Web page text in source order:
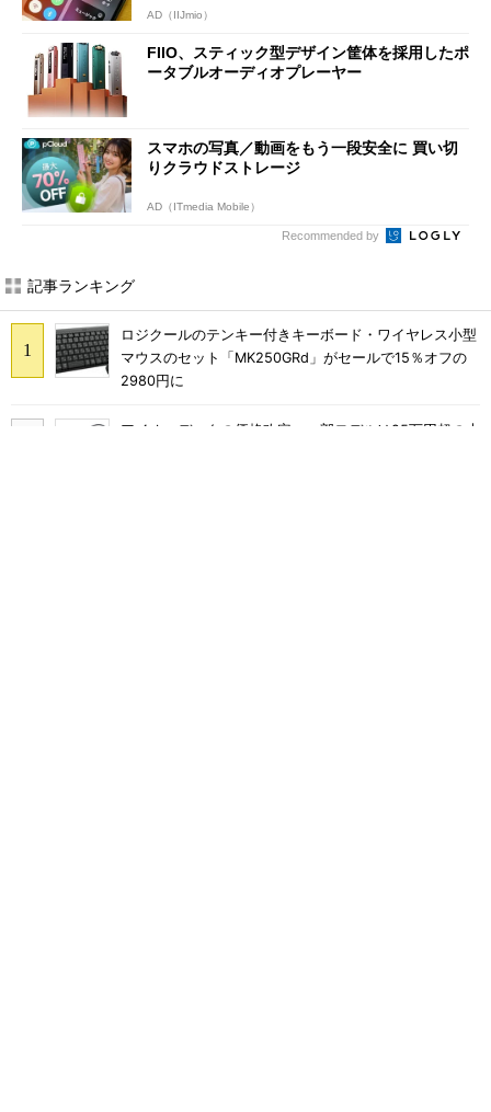
AD（IIJmio）
FIIO、スティック型デザイン筐体を採用したポ
ータブルオーディオプレーヤー
スマホの写真／動画をもう一段安全に 買い切
りクラウドストレージ
AD（ITmedia Mobile）
Recommended by
記事ランキング
ロジクールのテンキー付きキーボード・ワイヤレス小型
マウスのセット「MK250GRd」がセールで15％オフの
2980円に
アイオーデータの価格改定、一部モデルは25万円超の大